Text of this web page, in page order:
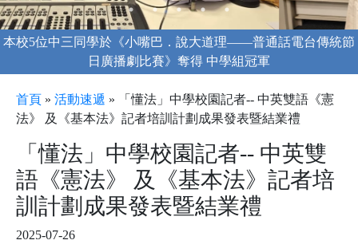
本校5位中三同學於《小嘴巴．說大道理——普通話電台傳統節
日廣播劇比賽》奪得 中學組冠軍
首頁 » 活動速遞 »
「懂法」中學校園記者-- 中英雙語《憲
法》 及《基本法》記者培訓計劃成果發表暨結業禮
「懂法」中學校園記者-- 中英雙
語《憲法》 及《基本法》記者培
訓計劃成果發表暨結業禮
2025-07-26